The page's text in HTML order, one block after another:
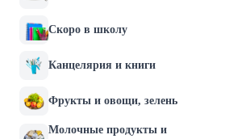
Скоро в школу
Канцелярия и книги
Фрукты и овощи, зелень
Молочные продукты и